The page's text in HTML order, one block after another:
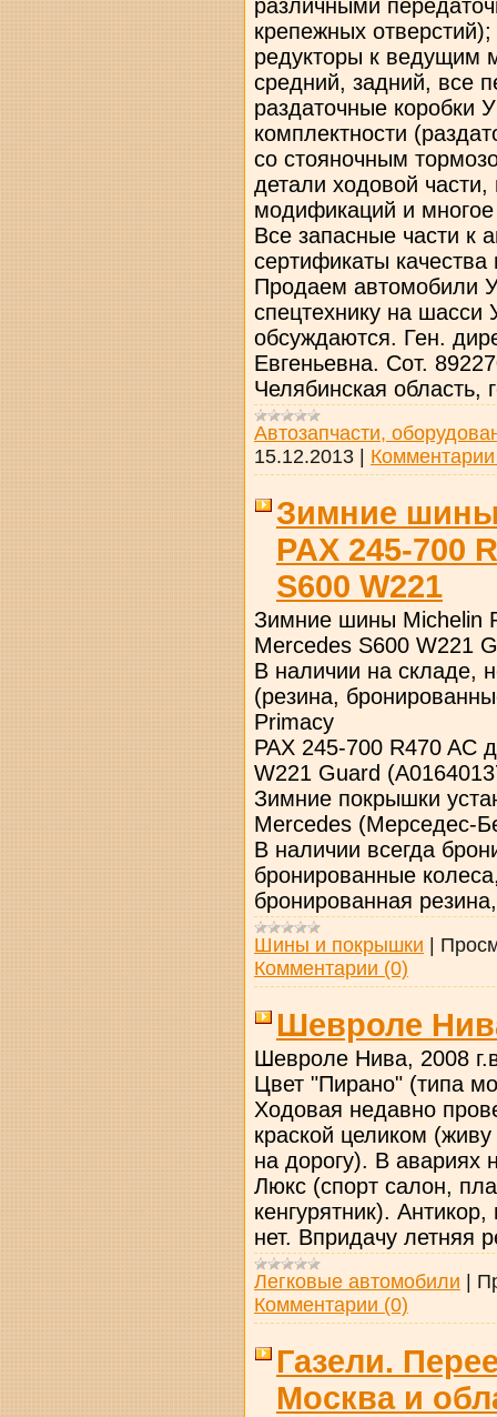
различными
крепежных отверстий);
редукторы к ведущим
средний, задний, все
раздаточные коробки
комплектности
со стояночным
детали ходовой
модификаций и многое
Все запасные части к
сертификаты
Продаем автомобили
спецтехнику на
обсуждаются. Ген.
Евгеньевна. Сот.
Челябинская область,
Автозапчасти,
15.12.2013 |
Зимние
PAX 245-700
S600 W221
Зимние шины Miсhelin
Mercedes S600 W221
В наличии на складе,
(резина,
Primacy
PAX 245-700 R470 AC
W221 Guard
Зимние покрышки
Mercedes (Мерседес-
В наличии всегда
бронированные
бронированная
Шины и покрышки |
Комментарии (0)
Шевроле
Шевроле Нива, 2008
Цвет "Пирано" (типа
Ходовая недавно
краской целиком
на дорогу). В авариях
Люкс (спорт салон,
кенгурятник).
нет. Впридачу летняя
Легковые автомобили |
Комментарии (0)
Газели.
Москва и